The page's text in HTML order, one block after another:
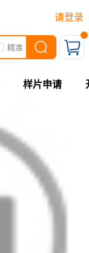
请登录
精准
样片申请